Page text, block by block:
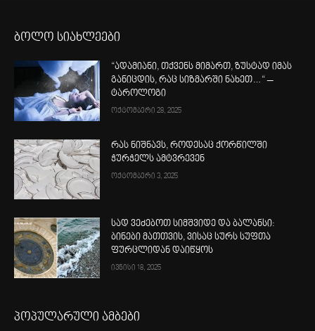
ბოლო სიახლეები
“ადამიანი, თქვენს მიმართ, ზუსტად იმას
განიცდის, რაც სიზმარში ნახეთ…“ –
ტაროლოგი
ოქტომბერი 28, 2025
რას ნიშნავს, როდესაც ქორწილში
ჭურჭელს ამტვრევენ
ოქტომბერი 3, 2025
სად ვეძებოთ სიმშვიდე და ბალანსი:
ბინები მათთვის, ვისაც სურს სუფთა
ფურცლიდან დაიწყოს
ივნისი 18, 2025
პოპულარული ამბები